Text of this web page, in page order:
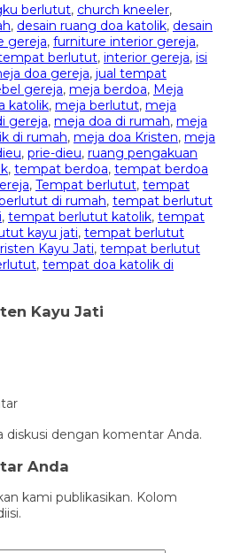
berlutut, church kneeler,
, desain ruang doa katolik, desain
gereja, furniture interior gereja,
berlutut, interior gereja, isi
doa gereja, jual tempat
gereja, meja berdoa, Meja
katolik, meja berlutut, meja
gereja, meja doa di rumah, meja
di rumah, meja doa Kristen, meja
, prie-dieu, ruang pengakuan
, tempat berdoa, tempat berdoa
, Tempat berlutut, tempat
di rumah, tempat berlutut
, tempat berlutut katolik, tempat
kayu jati, tempat berlutut
Kayu Jati, tempat berlutut
, tempat doa katolik di
Kayu Jati
diskusi dengan komentar Anda.
Anda
kami publikasikan. Kolom